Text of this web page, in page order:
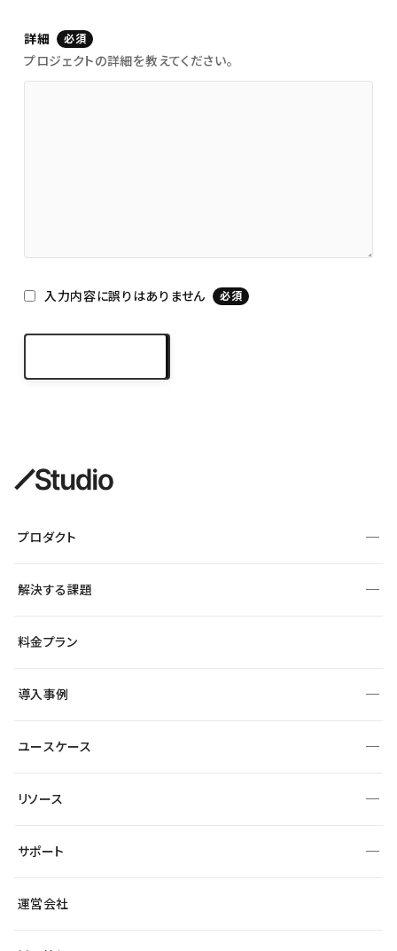
詳細 必須
プロジェクトの詳細を教えてください。
入力内容に誤りはありません 必須
プロダクト
デザインエディタ
アクセシビリティ
解決する課題
業種から探す
エンタメ
課題から探す
サイト導線の変更
料金プラン
導入事例
サイト制作事例
ユースケース
スタートアップ
小売・EC
リソース
サイト制作事例
サポート
よくある質問
運営会社